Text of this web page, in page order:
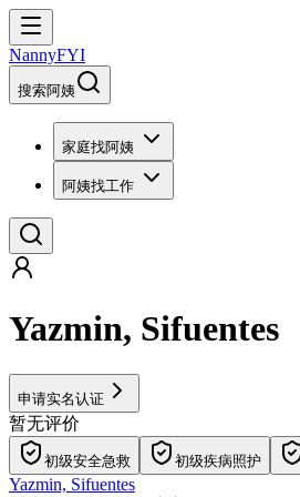
NannyFYI
搜索阿姨
家庭找阿姨
阿姨找工作
Yazmin, Sifuentes
申请实名认证
暂无评价
初级安全急救 初级疾病照护
Yazmin, Sifuentes